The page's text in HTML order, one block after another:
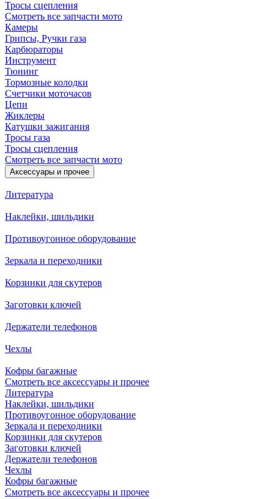
Тросы сцепления
Смотреть все запчасти мото
Камеры
Грипсы, Ручки газа
Карбюраторы
Инструмент
Тюнинг
Тормозные колодки
Счетчики моточасов
Цепи
Жиклеры
Катушки зажигания
Тросы газа
Тросы сцепления
Смотреть все запчасти мото
Аксессуары и прочее
Литература
Наклейки, шильдики
Противоугонное оборудование
Зеркала и переходники
Корзинки для скутеров
Заготовки ключей
Держатели телефонов
Чехлы
Кофры багажные
Смотреть все аксессуары и прочее
Литература
Наклейки, шильдики
Противоугонное оборудование
Зеркала и переходники
Корзинки для скутеров
Заготовки ключей
Держатели телефонов
Чехлы
Кофры багажные
Смотреть все аксессуары и прочее